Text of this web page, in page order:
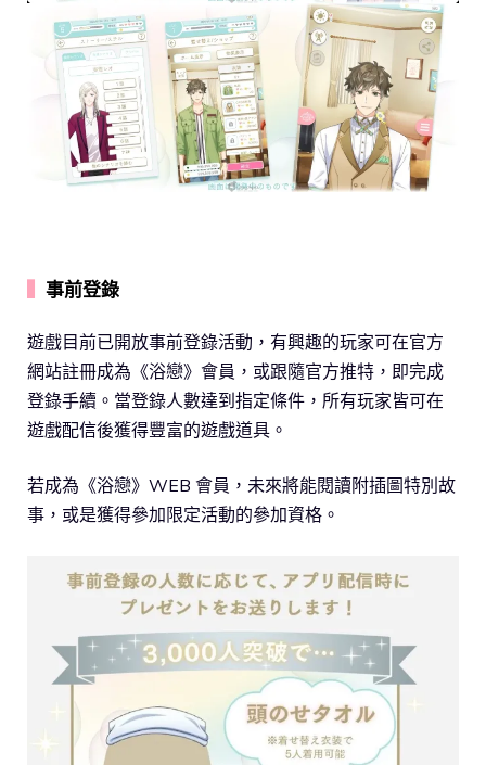
事前登錄
遊戲目前已開放事前登錄活動，有興趣的玩家可在官方
網站註冊成為《浴戀》會員，或跟隨官方推特，即完成
登錄手續。當登錄人數達到指定條件，所有玩家皆可在
遊戲配信後獲得豐富的遊戲道具。
若成為《浴戀》WEB 會員，未來將能閱讀附插圖特別故
事，或是獲得參加限定活動的參加資格。